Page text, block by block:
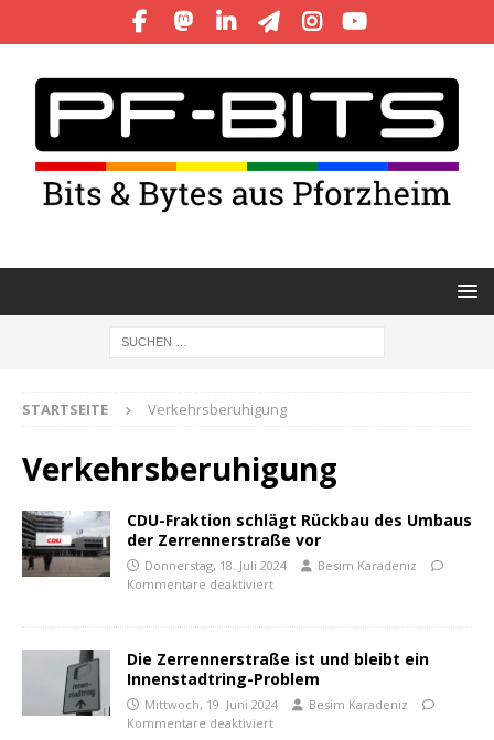
STARTSEITE Verkehrsberuhigung
Verkehrsberuhigung
CDU-Fraktion schlägt Rückbau des Umbaus
der Zerrennerstraße vor
Donnerstag, 18. Juli 2024
Besim Karadeniz
Kommentare deaktiviert
Die Zerrennerstraße ist und bleibt ein
Innenstadtring-Problem
Mittwoch, 19. Juni 2024
Besim Karadeniz
Kommentare deaktiviert